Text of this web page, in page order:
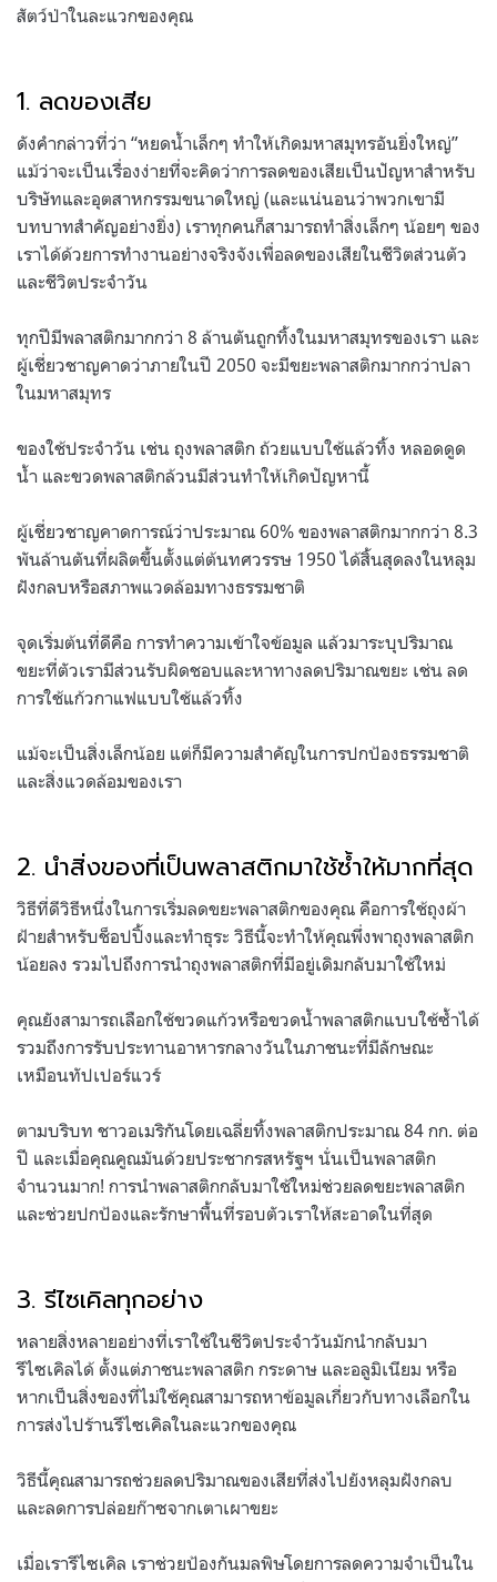
สัตว์ป่าในละแวกของคุณ
1. ลดของเสีย
ดังคำกล่าวที่ว่า “หยดน้ำเล็กๆ ทำให้เกิดมหาสมุทรอันยิ่งใหญ่”
แม้ว่าจะเป็นเรื่องง่ายที่จะคิดว่าการลดของเสียเป็นปัญหาสำหรับ
บริษัทและอุตสาหกรรมขนาดใหญ่ (และแน่นอนว่าพวกเขามี
บทบาทสำคัญอย่างยิ่ง) เราทุกคนก็สามารถทำสิ่งเล็กๆ น้อยๆ ของ
เราได้ด้วยการทำงานอย่างจริงจังเพื่อลดของเสียในชีวิตส่วนตัว
และชีวิตประจำวัน
ทุกปีมีพลาสติกมากกว่า 8 ล้านตันถูกทิ้งในมหาสมุทรของเรา และ
ผู้เชี่ยวชาญคาดว่าภายในปี 2050 จะมีขยะพลาสติกมากกว่าปลา
ในมหาสมุทร
ของใช้ประจำวัน เช่น ถุงพลาสติก ถ้วยแบบใช้แล้วทิ้ง หลอดดูด
น้ำ และขวดพลาสติกล้วนมีส่วนทำให้เกิดปัญหานี้
ผู้เชี่ยวชาญคาดการณ์ว่าประมาณ 60% ของพลาสติกมากกว่า 8.3
พันล้านตันที่ผลิตขึ้นตั้งแต่ต้นทศวรรษ 1950 ได้สิ้นสุดลงในหลุม
ฝังกลบหรือสภาพแวดล้อมทางธรรมชาติ
จุดเริ่มต้นที่ดีคือ การทำความเข้าใจข้อมูล แล้วมาระบุปริมาณ
ขยะที่ตัวเรามีส่วนรับผิดชอบและหาทางลดปริมาณขยะ เช่น ลด
การใช้แก้วกาแฟแบบใช้แล้วทิ้ง
แม้จะเป็นสิ่งเล็กน้อย แต่ก็มีความสำคัญในการปกป้องธรรมชาติ
และสิ่งแวดล้อมของเรา
2. นำสิ่งของที่เป็นพลาสติกมาใช้ซ้ำให้มากที่สุด
วิธีที่ดีวิธีหนึ่งในการเริ่มลดขยะพลาสติกของคุณ คือการใช้ถุงผ้า
ฝ้ายสำหรับช็อปปิ้งและทำธุระ วิธีนี้จะทำให้คุณพึ่งพาถุงพลาสติก
น้อยลง รวมไปถึงการนำถุงพลาสติกที่มีอยู่เดิมกลับมาใช้ใหม่
คุณยังสามารถเลือกใช้ขวดแก้วหรือขวดน้ำพลาสติกแบบใช้ซ้ำได้
รวมถึงการรับประทานอาหารกลางวันในภาชนะที่มีลักษณะ
เหมือนทัปเปอร์แวร์
ตามบริบท ชาวอเมริกันโดยเฉลี่ยทิ้งพลาสติกประมาณ 84 กก. ต่อ
ปี และเมื่อคุณคูณมันด้วยประชากรสหรัฐฯ นั่นเป็นพลาสติก
จำนวนมาก! การนำพลาสติกกลับมาใช้ใหม่ช่วยลดขยะพลาสติก
และช่วยปกป้องและรักษาพื้นที่รอบตัวเราให้สะอาดในที่สุด
3. รีไซเคิลทุกอย่าง
หลายสิ่งหลายอย่างที่เราใช้ในชีวิตประจำวันมักนำกลับมา
รีไซเคิลได้ ตั้งแต่ภาชนะพลาสติก กระดาษ และอลูมิเนียม หรือ
หากเป็นสิ่งของที่ไม่ใช้คุณสามารถหาข้อมูลเกี่ยวกับทางเลือกใน
การส่งไปร้านรีไซเคิลในละแวกของคุณ
วิธีนี้คุณสามารถช่วยลดปริมาณของเสียที่ส่งไปยังหลุมฝังกลบ
และลดการปล่อยก๊าซจากเตาเผาขยะ
เมื่อเรารีไซเคิล เราช่วยป้องกันมลพิษโดยการลดความจำเป็นใน